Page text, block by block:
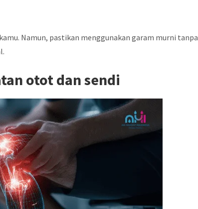
Namun, pastikan menggunakan garam murni tanpa
otot dan sendi